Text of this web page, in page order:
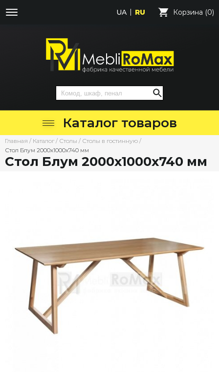
UA RU Корзина (0)
Каталог товаров
Главная / Каталог / Столы / Столы в гостинную /
Стол Блум 2000х1000х740 мм
Стол Блум 2000х1000х740 мм